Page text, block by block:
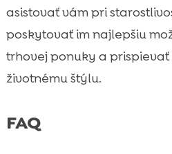
asistovať vám pri
poskytovať im najlepšiu
trhovej ponuky a
životnému štýlu.
FAQ